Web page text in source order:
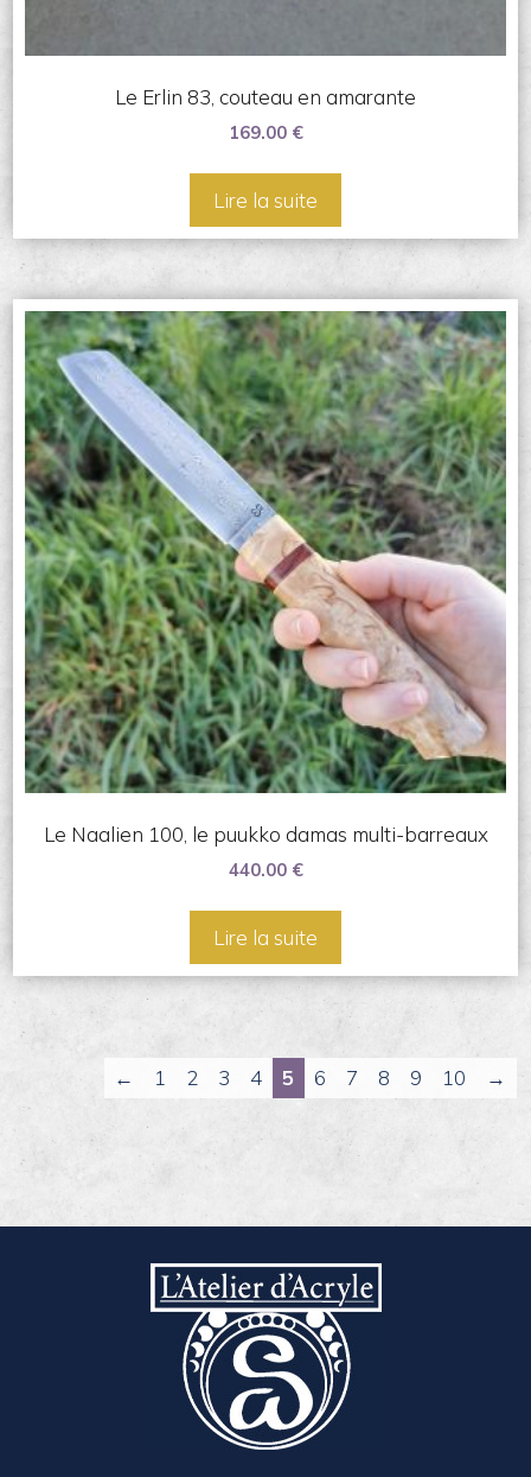
Le Erlin 83, couteau en amarante
169.00 €
Lire la suite
Le Naalien 100, le puukko damas multi-barreaux
440.00 €
Lire la suite
← 1 2 3 4 5 6 7 8 9 10 →